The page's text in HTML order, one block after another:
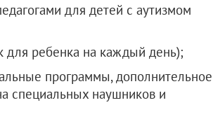
для детей с аутизмом
ребенка на каждый день);
программы, дополнительное
специальных наушников и